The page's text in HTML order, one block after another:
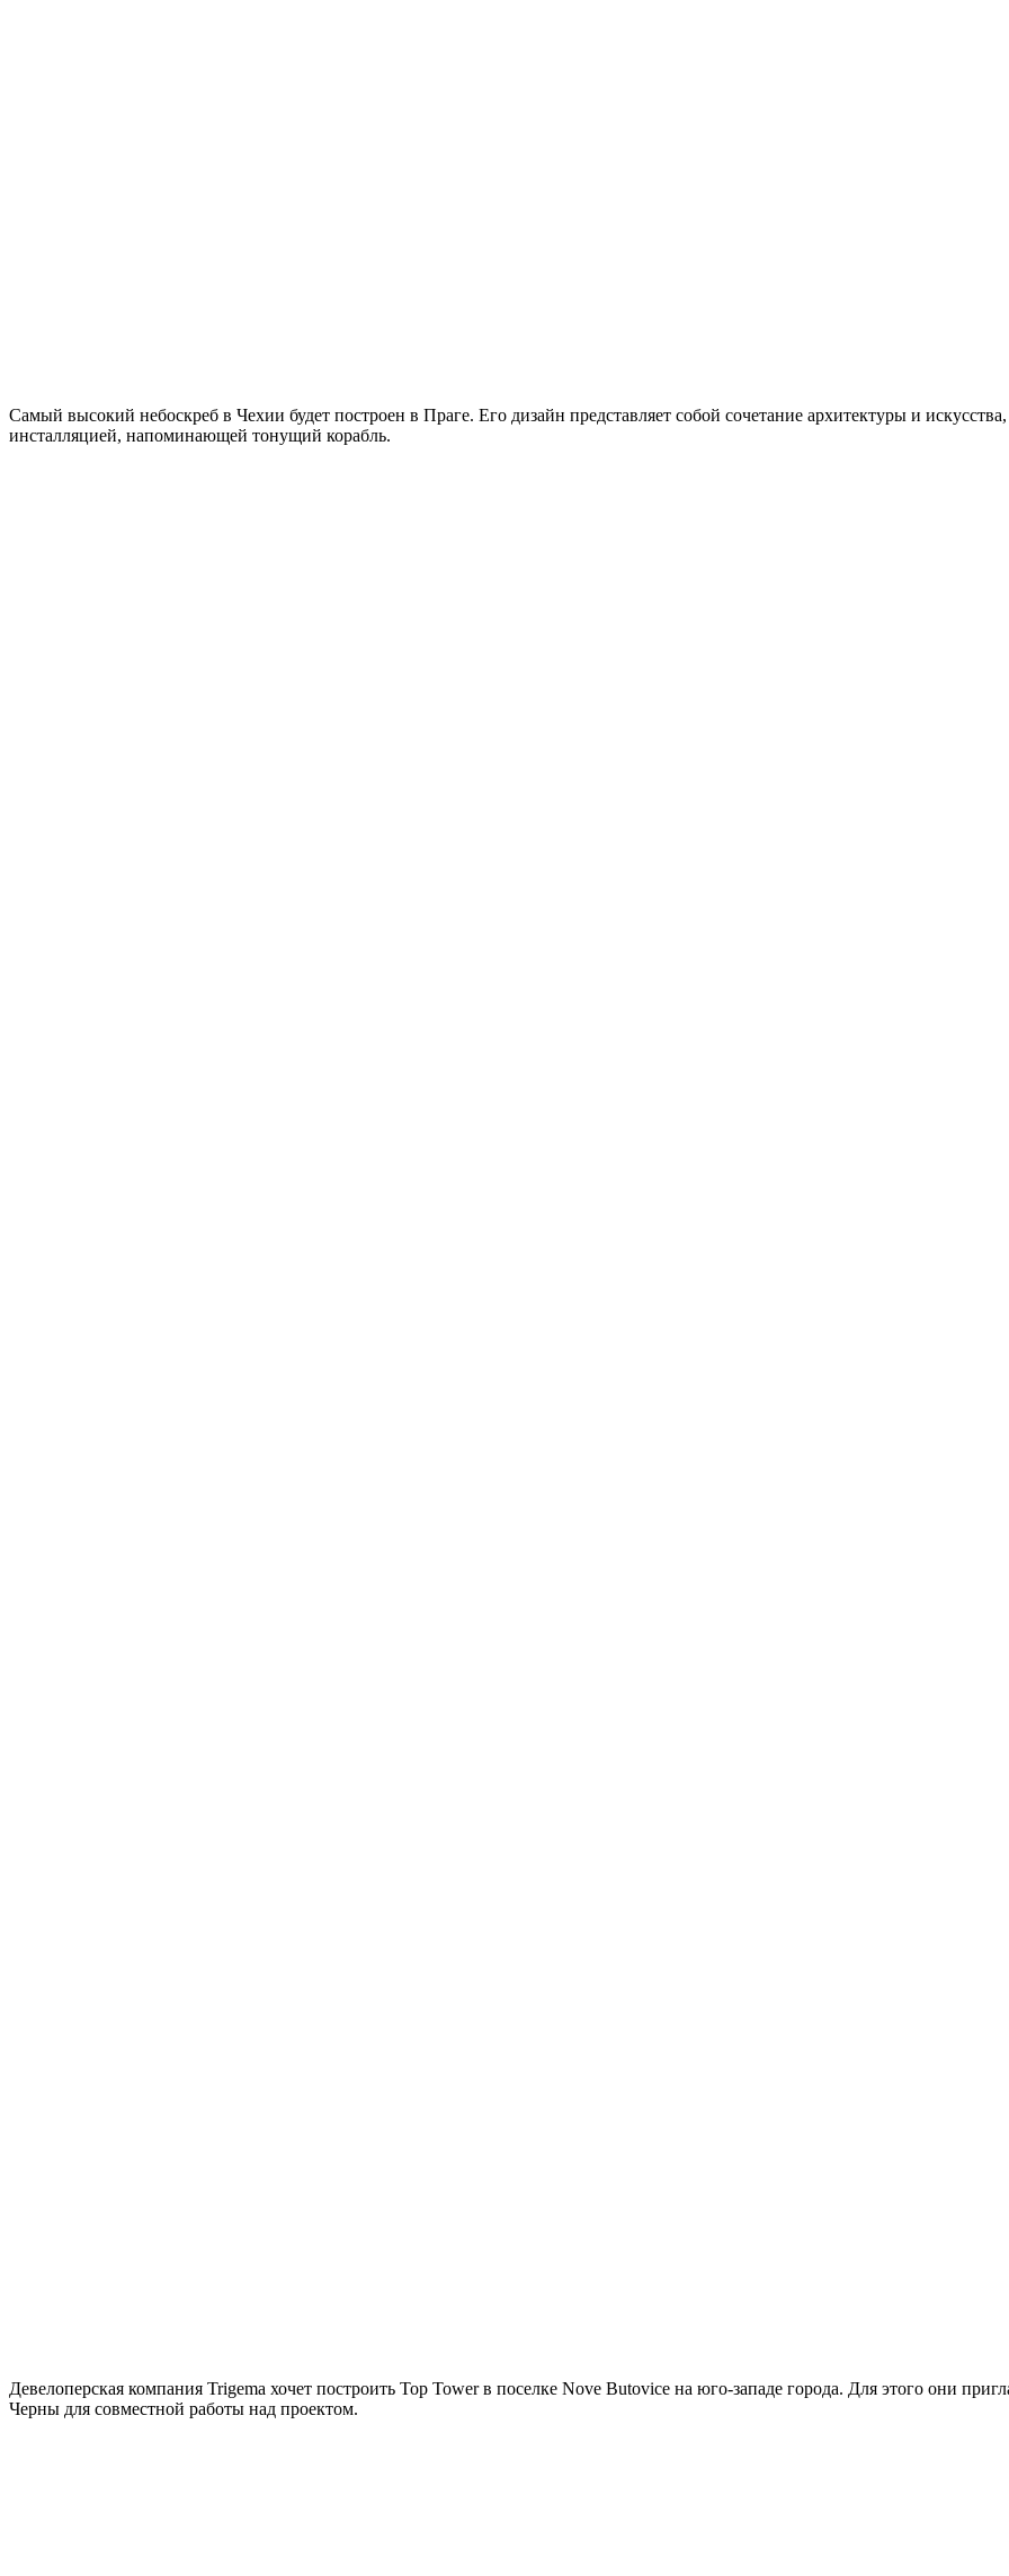
Самый высокий небоскреб в Чехии будет построен в Праге. Его дизайн представляет собой сочетание архитектуры и
инсталляцией, напоминающей тонущий корабль.
Девелоперская компания Trigema хочет построить Top Tower в поселке Nove Butovice на юго-западе города. Для этого они
Черны для совместной работы над проектом.